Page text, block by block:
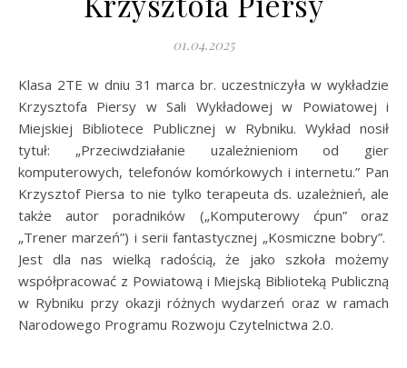
01.04.2025
Klasa 2TE w dniu 31 marca br. uczestniczyła w wykładzie
Krzysztofa Piersy w Sali Wykładowej w Powiatowej i
Miejskiej Bibliotece Publicznej w Rybniku. Wykład nosił
tytuł: „Przeciwdziałanie uzależnieniom od gier
komputerowych, telefonów komórkowych i internetu.” Pan
Krzysztof Piersa to nie tylko terapeuta ds. uzależnień, ale
także autor poradników („Komputerowy ćpun” oraz
„Trener marzeń”) i serii fantastycznej „Kosmiczne bobry”.
Jest dla nas wielką radością, że jako szkoła możemy
współpracować z Powiatową i Miejską Biblioteką Publiczną
w Rybniku przy okazji różnych wydarzeń oraz w ramach
Narodowego Programu Rozwoju Czytelnictwa 2.0.